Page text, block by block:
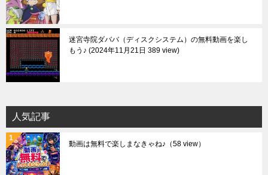
迷宮寺院ダババ（ディスクシステム）の無料動画を楽し
もう♪ 2024年11月21日 389 view
人気記事
動画は無料で楽しまなきゃね♪ （58 view）